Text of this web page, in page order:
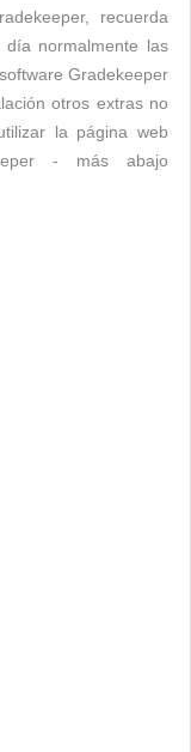
recuerda
normalmente las
Gradekeeper
otros extras no
la página web
- más abajo